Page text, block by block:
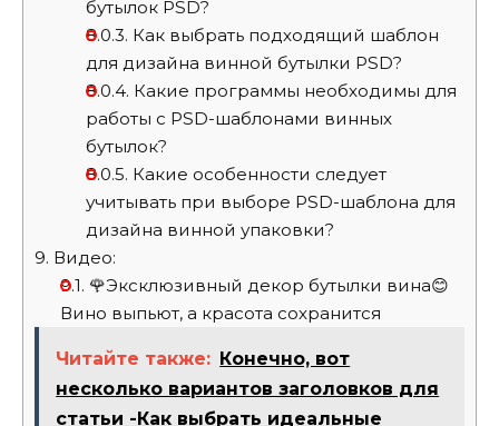
бутылок PSD?
8.0.3. Как выбрать подходящий шаблон
для дизайна винной бутылки PSD?
8.0.4. Какие программы необходимы для
работы с PSD-шаблонами винных
бутылок?
8.0.5. Какие особенности следует
учитывать при выборе PSD-шаблона для
дизайна винной упаковки?
9. Видео:
9.1. 🌹Эксклюзивный декор бутылки вина😊
Вино выпьют, а красота сохранится
Читайте также: Конечно, вот
несколько вариантов заголовков для
статьи -Как выбрать идеальные